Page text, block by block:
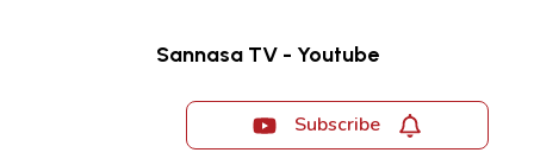
Sannasa TV - Youtube
Subscribe